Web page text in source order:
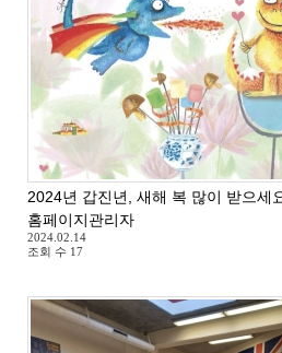
2024년 갑진년, 새해 복 많이 받으세
홈페이지관리자
2024.02.14
조회 수 17